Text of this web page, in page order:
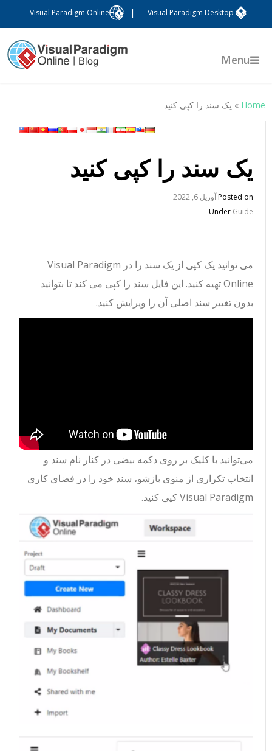
Visual Paradigm Desktop
Visual Paradigm Online
Menu
Home
» یک سند را کپی کنید
یک سند را کپی کنید
Posted onآوریل 6, 2022
UnderGuide
می توانید یک کپی از یک سند را در Visual Paradigm
Online تهیه کنید. این فایل سند را کپی می کند تا بتوانید
بدون تغییر سند اصلی آن را ویرایش کنید.
می‌توانید با کلیک بر روی دکمه بیضی در کنار نام سند و
انتخاب تکراری از منوی بازشو، سند خود را در فضای کاری
Visual Paradigm کپی کنید.